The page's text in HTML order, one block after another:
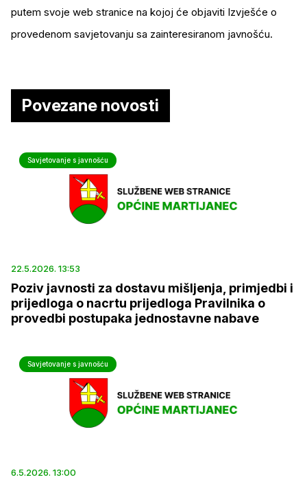
putem svoje web stranice na kojoj će objaviti Izvješće o
provedenom savjetovanju sa zainteresiranom javnošću.
Povezane novosti
Savjetovanje s javnošću
22.5.2026. 13:53
Poziv javnosti za dostavu mišljenja, primjedbi i
prijedloga o nacrtu prijedloga Pravilnika o
provedbi postupaka jednostavne nabave
Savjetovanje s javnošću
6.5.2026. 13:00